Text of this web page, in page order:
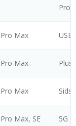
Pro
Max
Max Plus
Max
Max, SE
5G